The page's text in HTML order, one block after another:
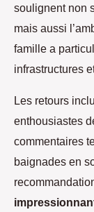
soulignent non
mais aussi
famille a
infrastructures
Les retours
enthousiastes
commentaires
baignades en